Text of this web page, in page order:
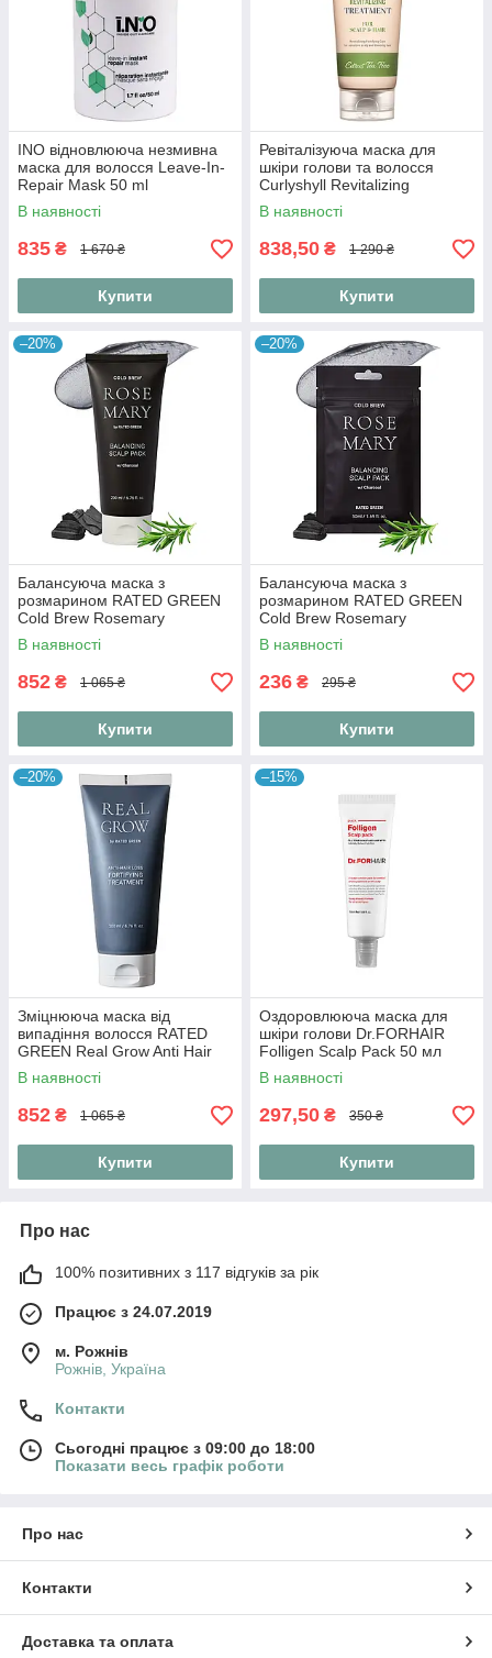
INO відновлююча незмивна
маска для волосся Leave-In-
Repair Mask 50 ml
В наявності
835 ₴ 1 670 ₴
Купити
Ревіталізуюча маска для
шкіри голови та волосся
Curlyshyll Revitalizing
Treatment 250 ml
В наявності
838,50 ₴ 1 290 ₴
Купити
–20%
Балансуюча маска з
розмарином RATED GREEN
Cold Brew Rosemary
Balancing Scalp Pack 200 мл
В наявності
852 ₴ 1 065 ₴
Купити
–20%
Балансуюча маска з
розмарином RATED GREEN
Cold Brew Rosemary
Balancing Scalp Pack 50 мл
В наявності
236 ₴ 295 ₴
Купити
–20%
Зміцнююча маска від
випадіння волосся RATED
GREEN Real Grow Anti Hair
Loss Fortifying Treatment 200
мл
В наявності
852 ₴ 1 065 ₴
Купити
–15%
Оздоровлююча маска для
шкіри голови Dr.FORHAIR
Folligen Scalp Pack 50 мл
В наявності
297,50 ₴ 350 ₴
Купити
Про нас
100% позитивних з 117 відгуків за рік
Працює з 24.07.2019
м. Рожнів
Рожнів, Україна
Контакти
Сьогодні працює з 09:00 до 18:00
Показати весь графік роботи
Про нас
Контакти
Доставка та оплата